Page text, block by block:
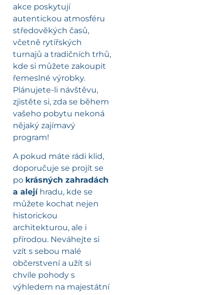
akce poskytují
autentickou atmosféru
středověkých časů,
včetně rytířských
turnajů a tradičních trhů,
kde si můžete zakoupit
řemeslné výrobky.
Plánujete-li návštěvu,
zjistěte si, zda se během
vašeho pobytu nekoná
nějaký zajímavý
program!
A pokud máte rádi klid,
doporučuje se projít se
po krásných zahradách
a alejíhradu, kde se
můžete kochat nejen
historickou
architekturou, ale i
přírodou. Neváhejte si
vzít s sebou malé
občerstvení a užít si
chvíle pohody s
výhledem na majestátní